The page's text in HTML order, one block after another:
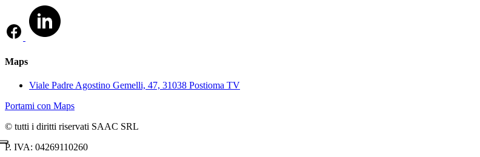
Maps
Viale Padre Agostino Gemelli, 47, 31038 Postioma TV
Portami con Maps
© tutti i diritti riservati SAAC SRL
P. IVA: 04269110260